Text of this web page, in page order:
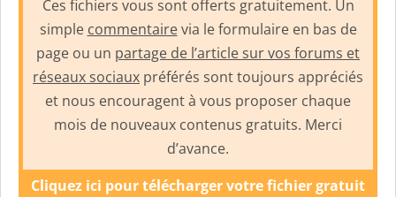
Ces fichiers vous sont offerts gratuitement. Un
simple commentairevia le formulaire en bas de
page ou un partage de l’article sur vos forums et
réseaux sociaux préférés sont toujours appréciés
et nous encouragent à vous proposer chaque
mois de nouveaux contenus gratuits. Merci
d’avance.
Cliquez ici pour télécharger votre fichier gratuit